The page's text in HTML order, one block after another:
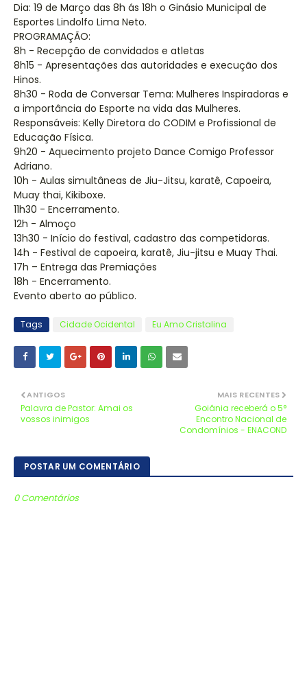
Dia: 19 de Março das 8h ás 18h o Ginásio Municipal de
Esportes Lindolfo Lima Neto.
PROGRAMAÇÃO:
8h - Recepção de convidados e atletas
8h15 - Apresentações das autoridades e execução dos
Hinos.
8h30 - Roda de Conversar Tema: Mulheres Inspiradoras e
a importância do Esporte na vida das Mulheres.
Responsáveis: Kelly Diretora do CODIM e Profissional de
Educação Física.
9h20 - Aquecimento projeto Dance Comigo Professor
Adriano.
10h - Aulas simultâneas de Jiu-Jitsu, karatê, Capoeira,
Muay thai, Kikiboxe.
11h30 - Encerramento.
12h - Almoço
13h30 - Início do festival, cadastro das competidoras.
14h - Festival de capoeira, karatê, Jiu-jitsu e Muay Thai.
17h – Entrega das Premiações
18h - Encerramento.
Evento aberto ao público.
Tags Cidade Ocidental Eu Amo Cristalina
MAIS RECENTES
Goiânia receberá o 5°
Encontro Nacional de
Condomínios - ENACOND
ANTIGOS
Palavra de Pastor: Amai os
vossos inimigos
POSTAR UM COMENTÁRIO
0 Comentários